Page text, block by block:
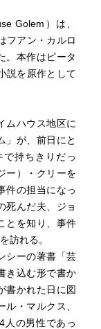
けれど、こちら
より少し前。参
同じくロンドン
事件」らしい。
議をかもしたよ
ラトクリフに住
件に言及、キル
在の著名人であ
有名人が事件に
もそんな感じ。
っくりドイツ人
彼はさまざまな
らしい。二人目
また娼婦を妻と
像が反映されて
Golem）は、
フアン・カルロ
。本作はピータ
説を原作として
ムハウス地区に
」が、前日にと
持ちきりだっ
ー）・クリーを
件の担当になっ
死んだ夫、ジョ
とを知り、事件
訪れる。
シーの著書「芸
き込む形で書か
書かれた日に図
・マルクス、
人の男性であっ